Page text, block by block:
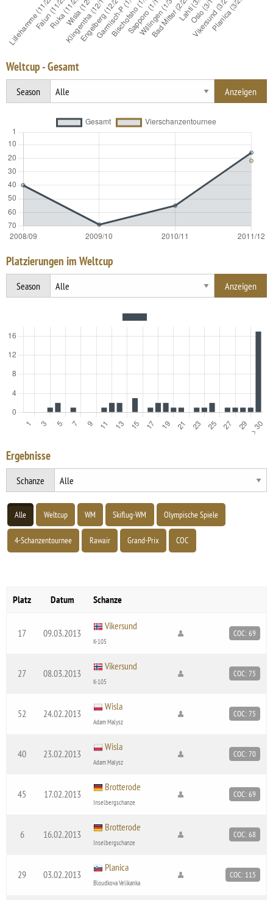
Weltcup - Gesamt
Season
Platzierungen im Weltcup
Season
Ergebnisse
Schanze
Alle Weltcup WM Skiflug-WM Olympische Spiele
4-Schanzentournee Rawair Grand-Prix COC
Platz Datum Schanze
17 09.03.2013
Vikersund
K-105
COC: 69
27 08.03.2013
Vikersund
K-105
COC: 75
52 24.02.2013
Wisla
Adam Malysz
COC: 75
40 23.02.2013
Wisla
Adam Malysz
COC: 70
45 17.02.2013
Brotterode
Inselbergschanze
COC: 69
6 16.02.2013
Brotterode
Inselbergschanze
COC: 68
29 03.02.2013
Planica
Bloudkova Velikanka
COC: 115